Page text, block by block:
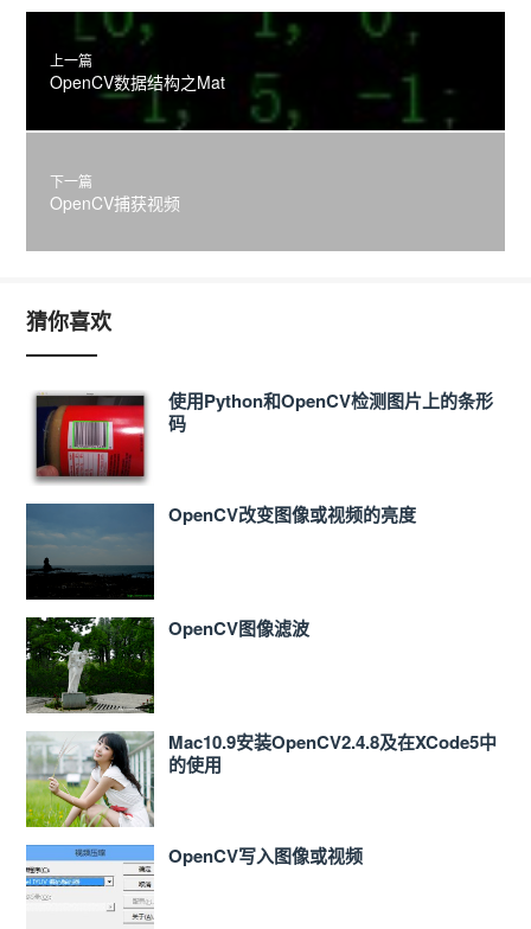
上一篇
OpenCV数据结构之Mat
下一篇
OpenCV捕获视频
猜你喜欢
使用Python和OpenCV检测图片上的条形
码
OpenCV改变图像或视频的亮度
OpenCV图像滤波
Mac10.9安装OpenCV2.4.8及在XCode5中
的使用
OpenCV写入图像或视频